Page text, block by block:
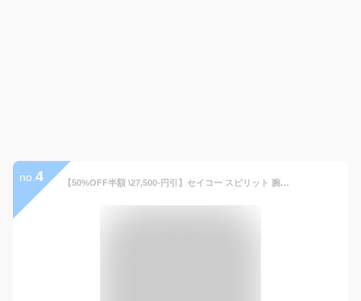
no. 4 【50%OFF半額 \27,500-円引】セイコー スピリット 腕時計 SEIKO 時計 SPIRIT SEIKO 腕時計 セイコー時計 メンズ ブラック SBTM169 メタル 正規品 ソーラー 電波 流通 限定 防水 シルバー 卒業 入学 就職 祝い 中学生 高校生 大学生 社会人 受験 母の日 観光 遠足 旅行